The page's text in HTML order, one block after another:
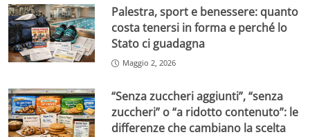
Palestra, sport e benessere: quanto
costa tenersi in forma e perché lo
Stato ci guadagna
Maggio 2, 2026
“Senza zuccheri aggiunti”, “senza
zuccheri” o “a ridotto contenuto”: le
differenze che cambiano la scelta